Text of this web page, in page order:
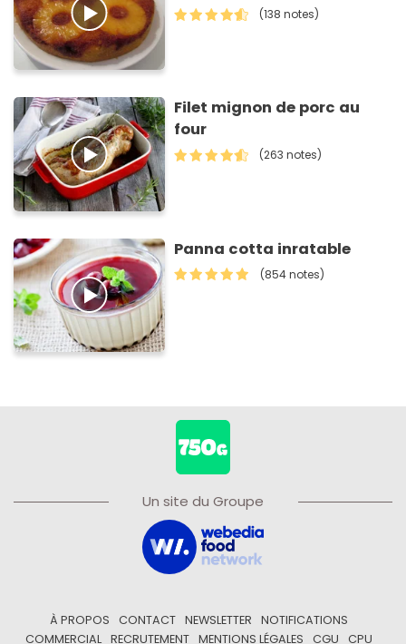
(138 notes)
Filet mignon de porc au
four
(263 notes)
Panna cotta inratable
(854 notes)
Un site du Groupe
À PROPOS CONTACT NEWSLETTER
NOTIFICATIONS
COMMERCIAL
RECRUTEMENT MENTIONS LÉGALES CGU CPU